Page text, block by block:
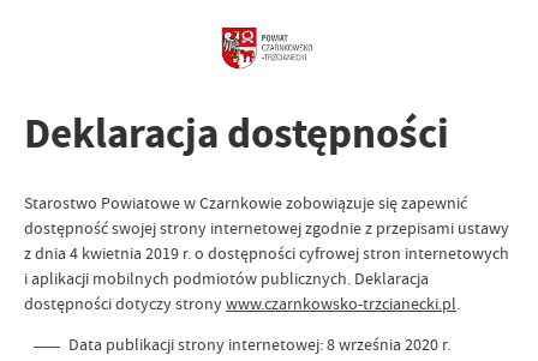
Deklaracja dostępności
Starostwo Powiatowe w Czarnkowiezobowiązuje się zapewnić
dostępność swojejstrony internetowejzgodnie z przepisami ustawy
z dnia 4 kwietnia 2019 r. o dostępności cyfrowej stron internetowych
i aplikacji mobilnych podmiotów publicznych. Deklaracja
dostępności dotyczy stronywww.czarnkowsko-trzcianecki.pl.
Data publikacji strony internetowej:8 września 2020 r.